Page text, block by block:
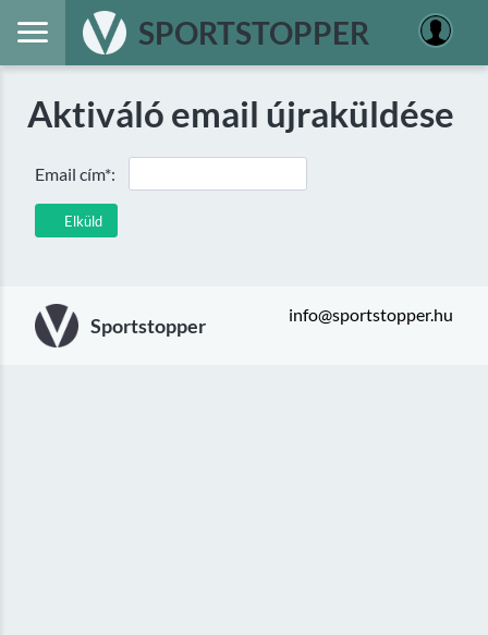
SPORTSTOPPER
Aktiváló email újraküldése
Elküld
Email cím*:
Sportstopper info@sportstopper.hu